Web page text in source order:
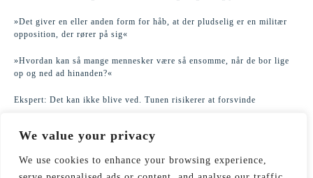
We value your privacy
We use cookies to enhance your browsing experience,
»Det giver en eller anden form for håb, at der pludselig er en militær
opposition, der rører på sig«
»Hvordan kan så mange mennesker være så ensomme, når de bor lige
op og ned ad hinanden?«
Ekspert: Det kan ikke blive ved. Tunen risikerer at forsvinde